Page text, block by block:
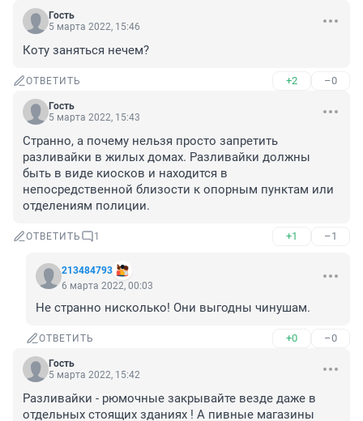
Гость
5 марта 2022, 15:46
Коту заняться нечем?
ОТВЕТИТЬ +2 –0
Гость
5 марта 2022, 15:43
Странно, а почему нельзя просто запретить
разливайки в жилых домах. Разливайки должны
быть в виде киосков и находится в
непосредственной близости к опорным пунктам или
отделениям полиции.
ОТВЕТИТЬ 1 +1 –1
213484793
6 марта 2022, 00:03
Не странно нисколько! Они выгодны чинушам.
ОТВЕТИТЬ +0 –0
Гость
5 марта 2022, 15:42
Разливайки - рюмочные закрывайте везде даже в
отдельных стоящих зданиях ! А пивные магазины